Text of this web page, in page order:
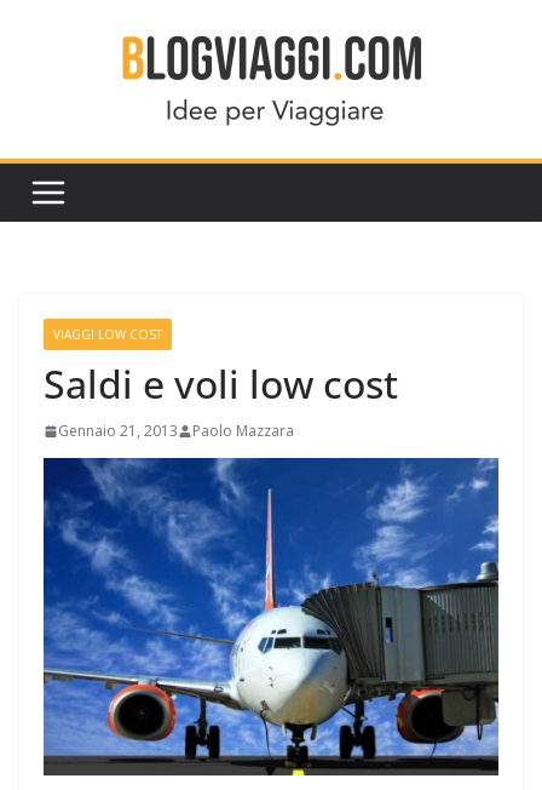
VIAGGI LOW COST
Saldi e voli low cost
Gennaio 21, 2013 Paolo Mazzara